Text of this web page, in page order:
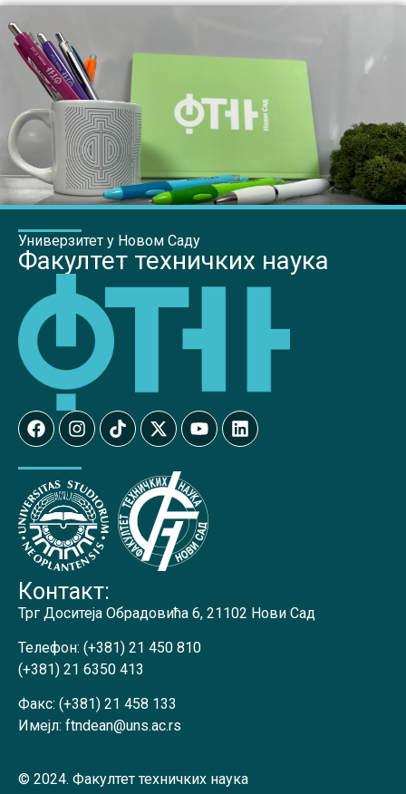
Универзитет у Новом Саду
Факултет техничких наука
Контакт:
Трг Доситеја Обрадовића 6, 21102 Нови Сад
Телефон: (+381) 21 450 810
(+381) 21 6350 413
Факс: (+381) 21 458 133
Имејл: ftndean@uns.ac.rs
© 2024. Факултет техничких наука